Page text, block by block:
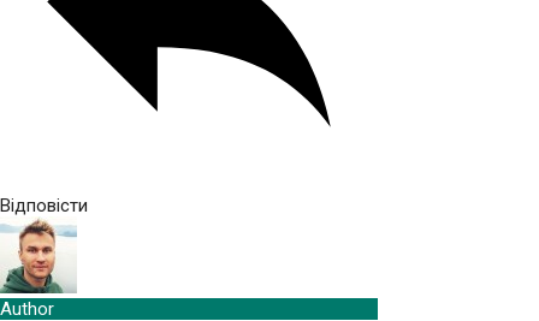
Відповісти
Author